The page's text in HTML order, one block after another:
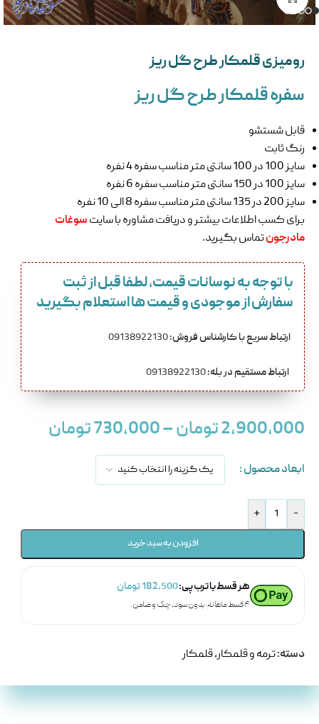
رومیزی قلمکار طرح گل ریز
سفره قلمکار طرح گل ریز
قابل شستشو
رنگ ثابت
سایز 100 در 100 سانتی متر مناسب سفره 4 نفره
سایز 100 در 150 سانتی متر مناسب سفره 6 نفره
سایز 200 در 135 سانتی متر مناسب سفره 8 الی 10 نفره
برای کسب اطلاعات بیشتر و دریافت مشاوره با سایتسوغات
مادرجونتماس بگیرید.
با توجه به نوسانات قیمت، لطفا قبل از ثبت
سفارش از موجودی و قیمت ها استعلام بگیرید
ارتباط سریع با کارشناس فروش:
ارتباط مستقیم در بله:
2,900,000تومان–
730,000تومان
ابعاد محصول
-
+
افزودن به سبد خرید
هر قسط با ترب‌پی:182,500تومان
۴ قسط ماهانه. بدون سود، چک و ضامن.
دسته:ترمه و قلمکار,قلمکار